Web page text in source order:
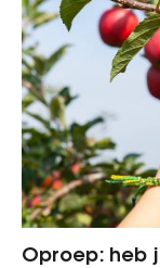
Oproep: heb